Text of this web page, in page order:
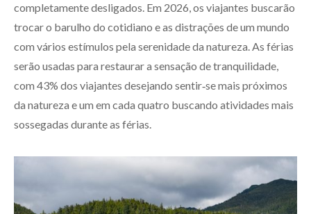
completamente desligados. Em 2026, os viajantes buscarão
trocar o barulho do cotidiano e as distrações de um mundo
com vários estímulos pela serenidade da natureza. As férias
serão usadas para restaurar a sensação de tranquilidade,
com 43% dos viajantes desejando sentir‑se mais próximos
da natureza e um em cada quatro buscando atividades mais
sossegadas durante as férias.